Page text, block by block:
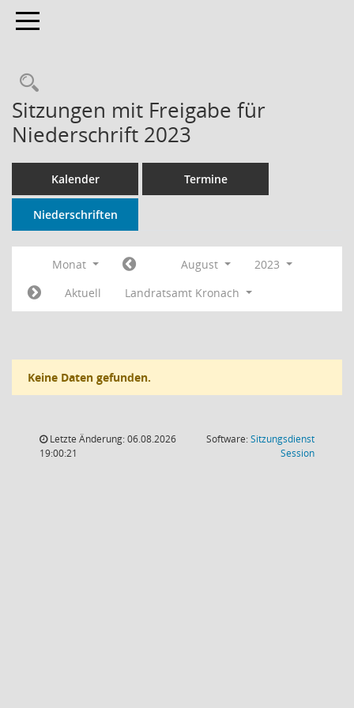
Toggle navigation
Rechercheauswahl
Sitzungen mit Freigabe für
Niederschrift 2023
Kalender Termine
Niederschriften
Monat August
2023
Aktuell
Landratsamt Kronach
Keine Daten gefunden.
Letzte Änderung: 06.08.2026
19:00:21
Software:Sitzungsdienst
Session(Wird in